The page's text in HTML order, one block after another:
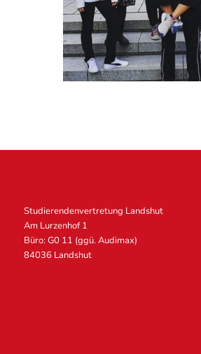
Studierendenvertretung Landshut
Am Lurzenhof 1
Büro: G0 11 (ggü. Audimax)
84036 Landshut